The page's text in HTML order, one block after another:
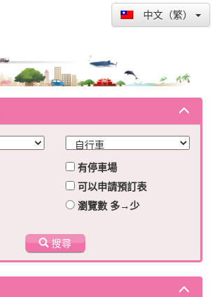
中文（繁）
有停車場
可以申請預訂表
瀏覽數 多→少
搜尋